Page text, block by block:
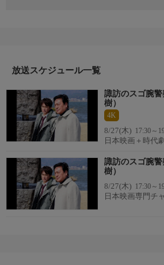
察医と怠け者の刑事の個性派コンビが真
放送スケジュール一覧
諏訪のスゴ腕
樹）
4K
8/27(木) 17:30～
日本映画＋時代
諏訪のスゴ腕
樹）
8/27(木) 17:30～
日本映画専門